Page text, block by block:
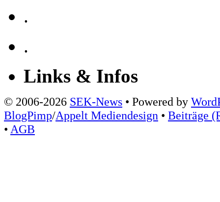
.
.
Links & Infos
© 2006-2026 SEK-News • Powered by
BlogPimp/Appelt Mediendesign • Beiträge
• AGB